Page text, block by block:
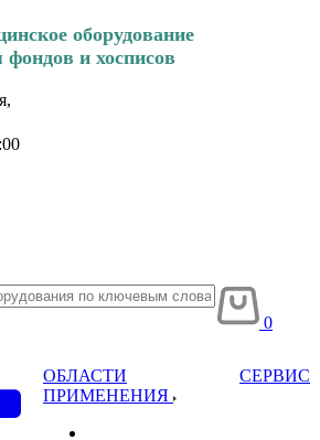
оборудование
фондов и хосписов
0
ОБЛАСТИ
ПРИМЕНЕНИЯ
СЕРВИС